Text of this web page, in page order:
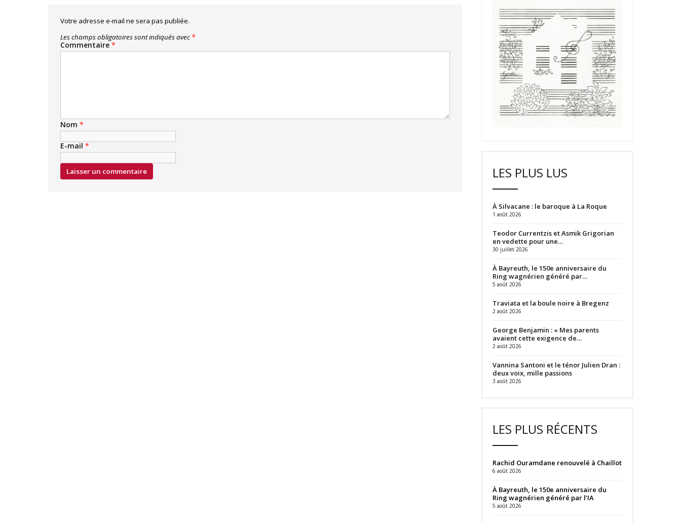
Votre adresse e-mail ne sera pas publiée.
Les champs obligatoires sont indiqués avec *
Commentaire *
Nom *
E-mail *
LES PLUS LUS
À Silvacane : le baroque à La Roque
1 août 2026
Teodor Currentzis et Asmik Grigorian
en vedette pour une…
30 juillet 2026
À Bayreuth, le 150e anniversaire du
Ring wagnérien généré par…
5 août 2026
Traviata et la boule noire à Bregenz
2 août 2026
George Benjamin : « Mes parents
avaient cette exigence de…
2 août 2026
Vannina Santoni et le ténor Julien Dran :
deux voix, mille passions
3 août 2026
LES PLUS RÉCENTS
Rachid Ouramdane renouvelé à Chaillot
6 août 2026
À Bayreuth, le 150e anniversaire du
Ring wagnérien généré par l’IA
5 août 2026